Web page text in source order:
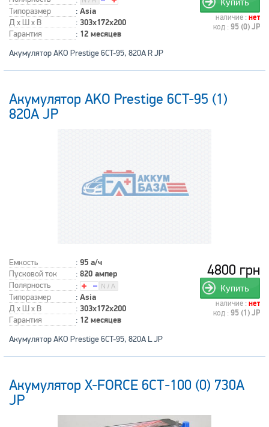
Типоразмер
: Asia
Д x Ш x В : 303x172x200
Гарантия : 12 месяцев
Купить
наличие : нет
код : 95 (0) JP
Акумулятор AKO Prestige 6CT-95, 820A R JP
Акумулятор AKO Prestige 6CT-95 (1)
820A JP
Емкость : 95 а/ч
Пусковой ток : 820 ампер
Полярность
:
Типоразмер
: Asia
Д x Ш x В : 303x172x200
Гарантия : 12 месяцев
4800 грн
Купить
наличие : нет
код : 95 (1) JP
Акумулятор AKO Prestige 6CT-95, 820A L JP
Акумулятор X-FORCE 6СТ-100 (0) 730A
JP